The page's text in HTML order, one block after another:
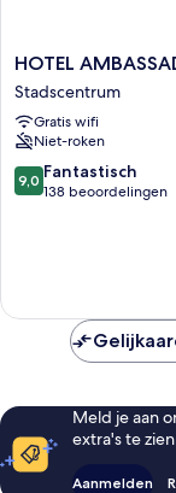
HOTEL
AMBASSADOR
NICE
Stadscentrum
HOTEL
Stadscentrum
Gratis wifi
Niet-roken
9.0
van
9,0 Fantastisch
138 beoordelingen
Meld je aan
extra's te
Aanmelden